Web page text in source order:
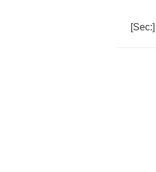
[Sec:]